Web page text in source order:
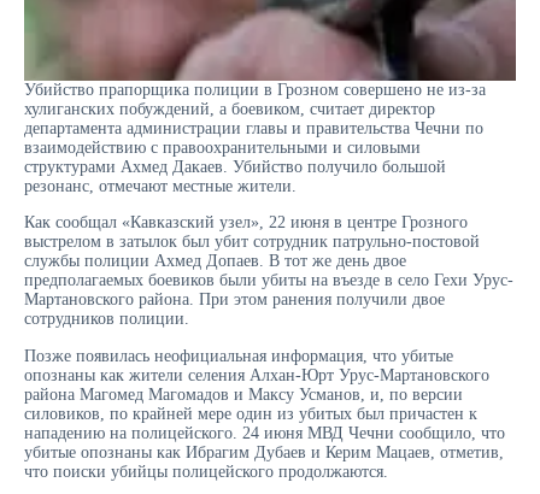
Убийство прапорщика полиции в Грозном совершено не из-за
хулиганских побуждений, а боевиком, считает директор
департамента администрации главы и правительства Чечни по
взаимодействию с правоохранительными и силовыми
структурами Ахмед Дакаев. Убийство получило большой
резонанс, отмечают местные жители.
Как сообщал «Кавказский узел», 22 июня в центре Грозного
выстрелом в затылок был убит сотрудник патрульно-постовой
службы полиции Ахмед Допаев. В тот же день двое
предполагаемых боевиков были убиты на въезде в село Гехи Урус-
Мартановского района. При этом ранения получили двое
сотрудников полиции.
Позже появилась неофициальная информация, что убитые
опознаны как жители селения Алхан-Юрт Урус-Мартановского
района Магомед Магомадов и Максу Усманов, и, по версии
силовиков, по крайней мере один из убитых был причастен к
нападению на полицейского. 24 июня МВД Чечни сообщило, что
убитые опознаны как Ибрагим Дубаев и Керим Мацаев, отметив,
что поиски убийцы полицейского продолжаются.